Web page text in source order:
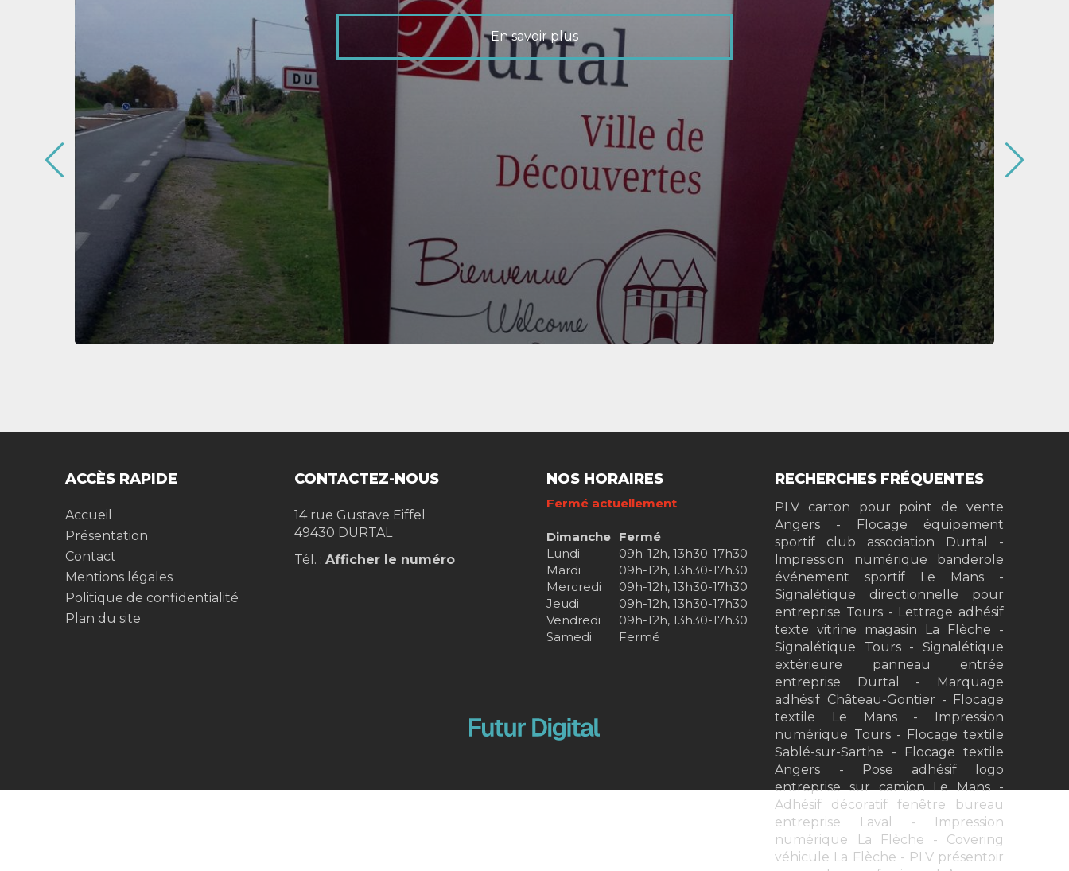
En savoir plus
ACCÈS RAPIDE
Accueil
Présentation
Contact
Mentions légales
Politique de confidentialité
Plan du site
CONTACTEZ-NOUS
14 rue Gustave Eiffel
49430 DURTAL
Tél. : Afficher le numéro
NOS HORAIRES
Fermé actuellement
Dimanche Fermé
Lundi
09h-12h, 13h30-17h30
Mardi
09h-12h, 13h30-17h30
Mercredi
09h-12h, 13h30-17h30
Jeudi
09h-12h, 13h30-17h30
Vendredi
09h-12h, 13h30-17h30
Samedi
Fermé
RECHERCHES FRÉQUENTES
PLV carton pour point de vente
Angers
Flocage équipement
sportif club association Durtal
Impression numérique banderole
événement sportif Le Mans
Signalétique directionnelle pour
entreprise Tours
Lettrage adhésif
texte vitrine magasin La Flèche
Signalétique Tours
Signalétique
extérieure panneau entrée
entreprise Durtal
Marquage
adhésif Château-Gontier
Flocage
textile Le Mans
Impression
numérique Tours
Flocage textile
Sablé-sur-Sarthe
Flocage textile
Angers
Pose adhésif logo
entreprise sur camion Le Mans
Adhésif décoratif fenêtre bureau
entreprise Laval
Impression
numérique La Flèche
Covering
véhicule La Flèche
PLV présentoir